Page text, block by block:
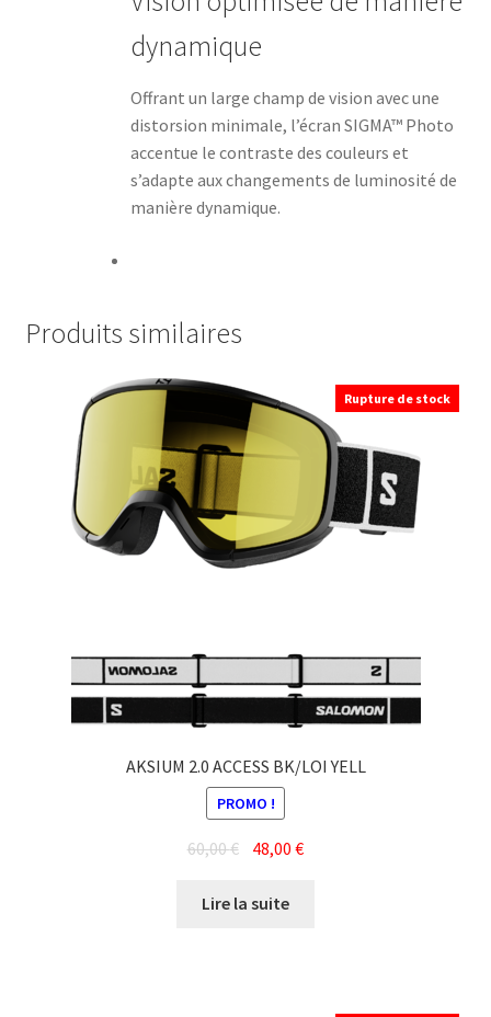
dynamique
Offrant un large champ de vision avec une
distorsion minimale, l’écran SIGMA™ Photo
accentue le contraste des couleurs et
s’adapte aux changements de luminosité de
manière dynamique.
Produits similaires
Rupture de stock
AKSIUM 2.0 ACCESS BK/LOI YELL
PROMO !
60,00€ Le
initial
48,00€Le
Lire la suite